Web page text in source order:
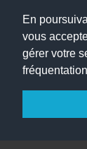
En
vous
gérer votre